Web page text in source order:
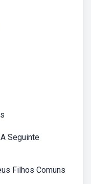
Seguinte
Filhos Comuns